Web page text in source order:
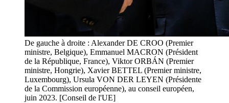
De gauche à droite : Alexander DE CROO (Premier
ministre, Belgique), Emmanuel MACRON (Président
de la République, France), Viktor ORBÁN (Premier
ministre, Hongrie), Xavier BETTEL (Premier ministre,
Luxembourg), Ursula VON DER LEYEN (Présidente
de la Commission européenne), au conseil européen,
juin 2023. [Conseil de l'UE]